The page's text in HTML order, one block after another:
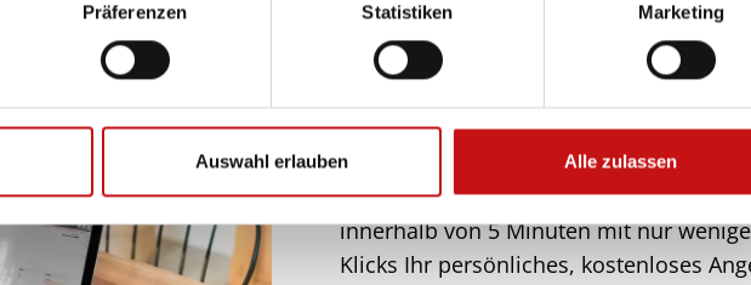
Präferenzen Statistiken Marketing
Auswahl erlauben Alle zulassen
Was kostet mein neues
Sonnensegel?
Mit unserem Digitalen Kaufberater
innerhalb von 5 Minuten mit nur
Klicks Ihr persönliches, kostenloses